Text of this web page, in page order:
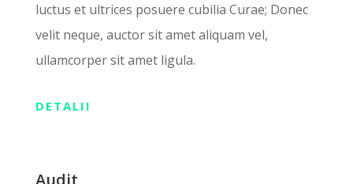
luctus et ultrices posuere cubilia Curae; Donec
velit neque, auctor sit amet aliquam vel,
ullamcorper sit amet ligula.
DETALII
Audit